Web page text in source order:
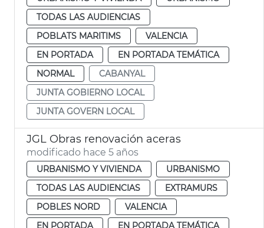
TODAS LAS AUDIENCIAS
POBLATS MARITIMS
VALENCIA
EN PORTADA
EN PORTADA TEMÁTICA
NORMAL
CABANYAL
JUNTA GOBIERNO LOCAL
JUNTA GOVERN LOCAL
JGL Obras renovación aceras
modificado hace 5 años
URBANISMO Y VIVIENDA
URBANISMO
TODAS LAS AUDIENCIAS
EXTRAMURS
POBLES NORD
VALENCIA
EN PORTADA
EN PORTADA TEMÁTICA